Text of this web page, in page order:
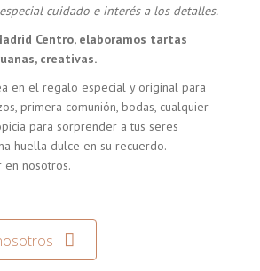
cuidado e interés a los detalles.
Centro, elaboramos tartas
creativas.
en el regalo especial y original para
primera comunión, bodas, cualquier
para sorprender a tus seres
huella dulce en su recuerdo.
en nosotros.